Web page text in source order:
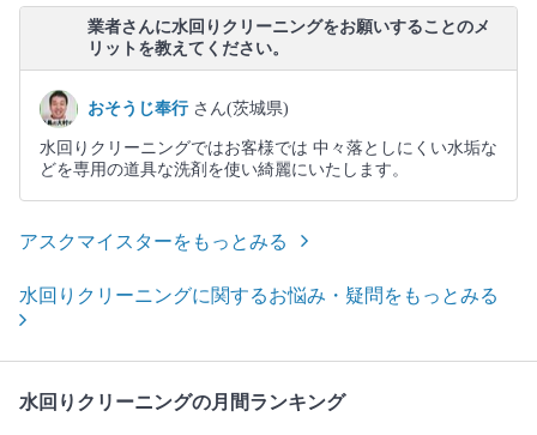
業者さんに水回りクリーニングをお願いすることのメ
リットを教えてください。
おそうじ奉行 さん(茨城県)
水回りクリーニングではお客様では 中々落としにくい水垢な
どを専用の道具な洗剤を使い綺麗にいたします。
アスクマイスターをもっとみる
水回りクリーニングに関するお悩み・疑問をもっとみる
水回りクリーニングの月間ランキング